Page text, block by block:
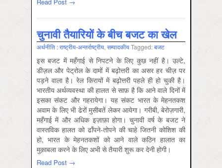
चुनावी तैयारियों के बीच बजट का खेल
अर्थनीति : राष्‍ट्रीय-अन्‍तर्राष्‍ट्रीय, सम्‍पादकीयTagged:बजट
इस बजट में महँगाई से निपटने के लिए कुछ नहीं है। उल्टे,
डीज़ल और पेट्रोल के दामों में बढ़ोत्तरी का असर हर चीज़ पर
पड़ने वाला है। रेल किरायों में बढ़ोत्तरी पहले ही हो चुकी है।
भारतीय अर्थव्यवस्था की हालत से साफ़ है कि आने वाले दिनों में
इसका संकट और गहरायेगा। यह संकट भारत के मेहनतकश
अवाम के लिए भी ढेरों मुसीबतें लेकर आयेगा। गरीबी, बेरोज़गारी,
महँगाई में और अधिक इज़ाफ़ा होगा। चुनावी वर्ष के बजट ने
वास्तविक हालत को ढाँपने-तोपने की चाहे जितनी कोशिश की
हो, भारत के मेहनतकशों को आने वाले कठिन हालात का
मुक़ाबला करने के लिए अभी से तैयारी शुरू कर देनी होगी।
Read Post →